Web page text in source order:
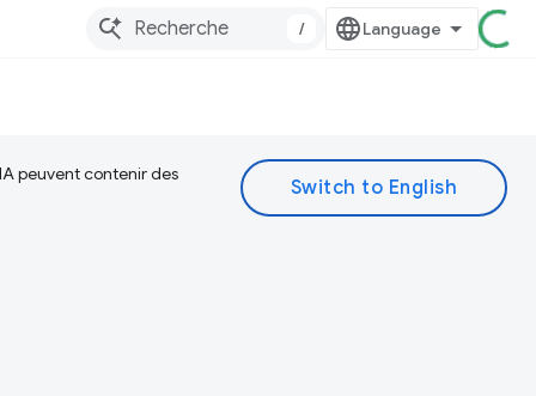
/
peuvent contenir des